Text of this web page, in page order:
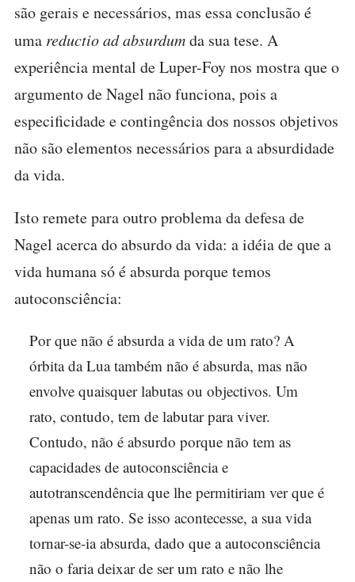
são gerais e necessários, mas essa conclusão é
uma reductio ad absurdumda sua tese. A
experiência mental de Luper-Foy nos mostra que o
argumento de Nagel não funciona, pois a
especificidade e contingência dos nossos objetivos
não são elementos necessários para a absurdidade
da vida.
Isto remete para outro problema da defesa de
Nagel acerca do absurdo da vida: a idéia de que a
vida humana só é absurda porque temos
autoconsciência:
Por que não é absurda a vida de um rato? A
órbita da Lua também não é absurda, mas não
envolve quaisquer labutas ou objectivos. Um
rato, contudo, tem de labutar para viver.
Contudo, não é absurdo porque não tem as
capacidades de autoconsciência e
autotranscendência que lhe permitiriam ver que é
apenas um rato. Se isso acontecesse, a sua vida
tornar-se-ia absurda, dado que a autoconsciência
não o faria deixar de ser um rato e não lhe